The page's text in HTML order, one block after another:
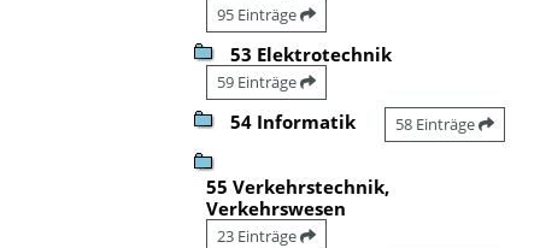
95 Einträge
53 Elektrotechnik
59 Einträge
54 Informatik 58 Einträge
55 Verkehrstechnik,
Verkehrswesen
23 Einträge